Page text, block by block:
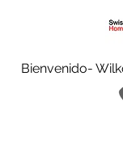
Bienvenido-